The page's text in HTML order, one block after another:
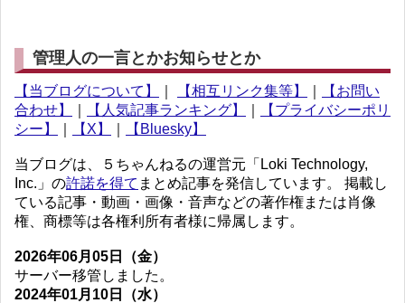
管理人の一言とかお知らせとか
【当ブログについて】 【相互リンク集等】
【お問い
合わせ】
【人気記事ランキング】
【プライバシーポリ
シー】
【X】 【Bluesky】
当ブログは、５ちゃんねるの運営元「Loki Technology,
Inc.」の許諾を得て まとめ記事を発信しています。 掲載し
ている記事・動画・画像・音声などの著作権または肖像
権、商標等は各権利所有者様に帰属します。
2026年06月05日（金）
サーバー移管しました。
2024年01月10日（水）